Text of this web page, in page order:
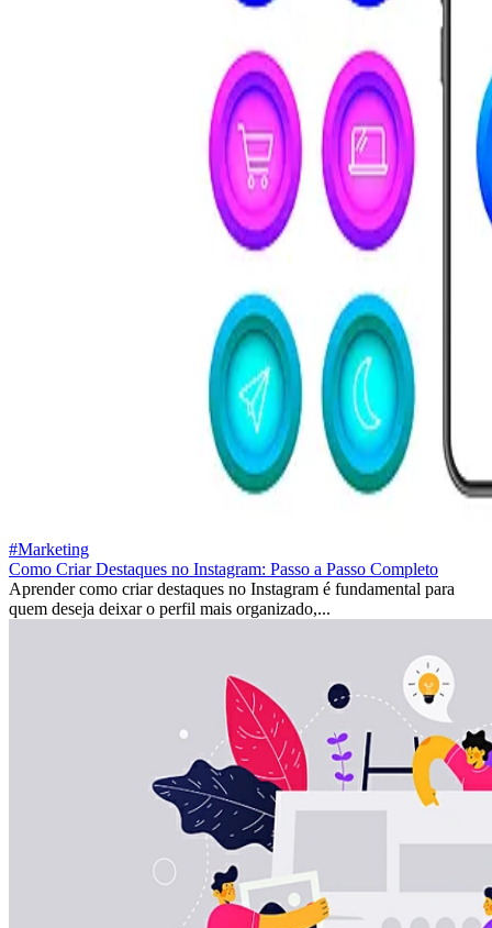
#Marketing
Como Criar Destaques no Instagram: Passo a Passo Completo
Aprender como criar destaques no Instagram é fundamental para
quem deseja deixar o perfil mais organizado,...